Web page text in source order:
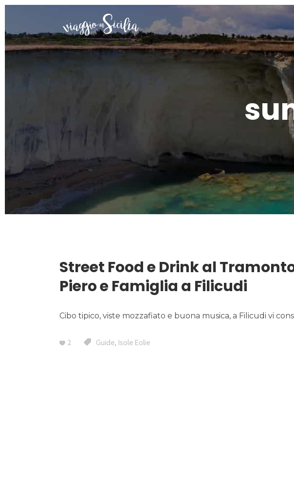
Street Food e Drink al
Piero e Famiglia a Filicudi
Cibo tipico, viste mozzafiato e buona musica, a Filicudi vi
2 Guide, Isole Eolie